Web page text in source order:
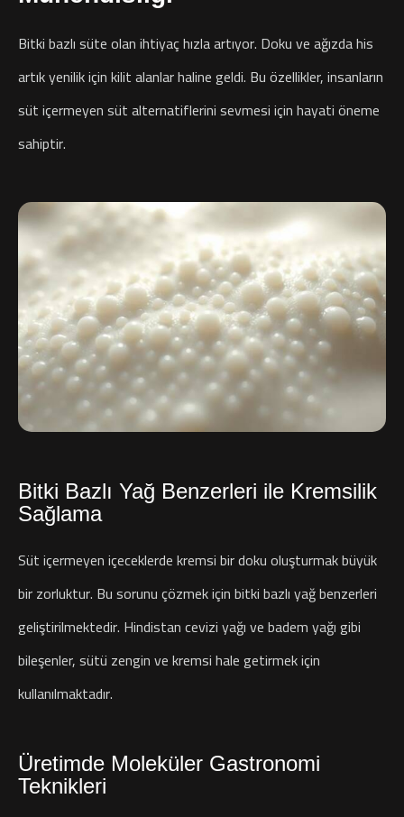
Bitki bazlı süte olan ihtiyaç hızla artıyor. Doku ve ağızda his
artık yenilik için kilit alanlar haline geldi. Bu özellikler, insanların
süt içermeyen süt alternatiflerini sevmesi için hayati öneme
sahiptir.
Bitki Bazlı Yağ Benzerleri ile Kremsilik
Sağlama
Süt içermeyen içeceklerde kremsi bir doku oluşturmak büyük
bir zorluktur. Bu sorunu çözmek için bitki bazlı yağ benzerleri
geliştirilmektedir. Hindistan cevizi yağı ve badem yağı gibi
bileşenler, sütü zengin ve kremsi hale getirmek için
kullanılmaktadır.
Üretimde Moleküler Gastronomi
Teknikleri